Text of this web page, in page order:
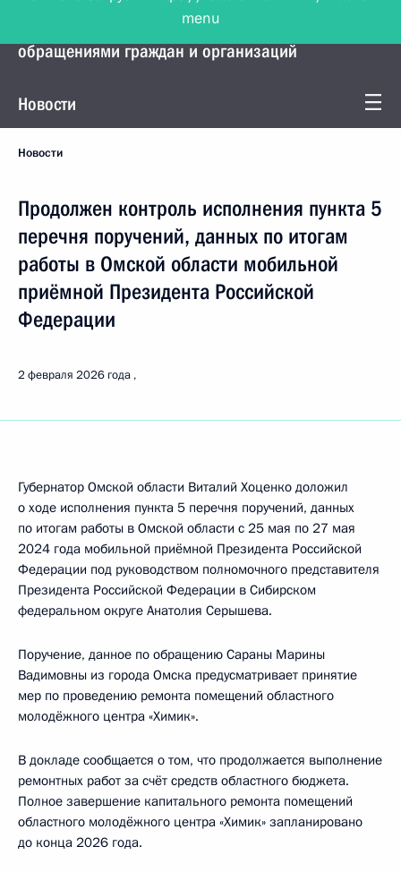
Управление Президента по работе с
обращениями граждан и организаций
Новости
Новости
Продолжен контроль исполнения пункта 5
перечня поручений, данных по итогам
работы в Омской области мобильной
приёмной Президента Российской
Федерации
2 февраля 2026 года
Губернатор Омской области Виталий Хоценко доложил
о ходе исполнения пункта 5 перечня поручений, данных
по итогам работы в Омской области с 25 мая по 27 мая
2024 года мобильной приёмной Президента Российской
Федерации под руководством полномочного представителя
Президента Российской Федерации в Сибирском
федеральном округе Анатолия Серышева.
Поручение, данное по обращению Сараны Марины
Вадимовны из города Омска предусматривает принятие
мер по проведению ремонта помещений областного
молодёжного центра «Химик».
В докладе сообщается о том, что продолжается выполнение
ремонтных работ за счёт средств областного бюджета.
Полное завершение капитального ремонта помещений
областного молодёжного центра «Химик» запланировано
до конца 2026 года.
menu